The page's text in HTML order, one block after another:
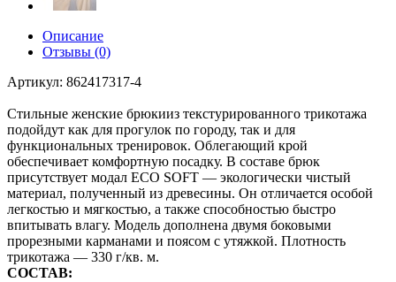
Описание
Отзывы (0)
Артикул: 862417317-4
Стильные женские брюкииз текстурированного трикотажа
подойдут как для прогулок по городу, так и для
функциональных тренировок. Облегающий крой
обеспечивает комфортную посадку. В составе брюк
присутствует модал ECO SOFT — экологически чистый
материал, полученный из древесины. Он отличается особой
легкостью и мягкостью, а также способностью быстро
впитывать влагу. Модель дополнена двумя боковыми
прорезными карманами и поясом с утяжкой. Плотность
трикотажа — 330 г/кв. м.
СОСТАВ: